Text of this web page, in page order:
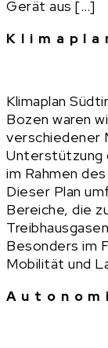
Gerät aus […]
Klimaplan
Bozen waren
verschiedener
Unterstützung
im Rahmen
Dieser Plan
Bereiche, die
Besonders im
Mobilität und